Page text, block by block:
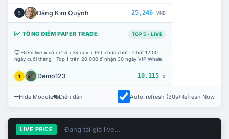
5 Đặng Kim Quỳnh 25,246 VNĐ
TỔNG ĐIỂM PAPER TRADE TOP 5 · LIVE
Điểm live = số dư ví + ký quỹ + PnL chưa chốt · Chốt 12:00
ngày cuối tháng · Top 1 trên 20.000 đ nhận 30 ngày VIP Whale.
1 Demo123 10.115 đ
Hide Module Diễn đàn Auto-refresh (30s)Refresh Now
LIVE PRICE Đang tải giá live...